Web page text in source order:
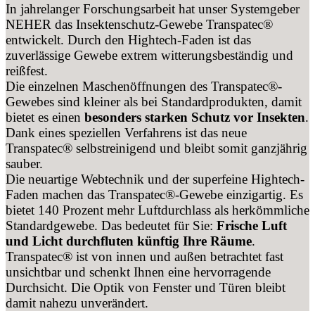
In jahrelanger Forschungsarbeit hat unser Systemgeber
NEHER das Insektenschutz-Gewebe Transpatec®
entwickelt. Durch den Hightech-Faden ist das
zuverlässige Gewebe extrem witterungsbeständig und
reißfest.
Die einzelnen Maschenöffnungen des Transpatec®-
Gewebes sind kleiner als bei Standardprodukten, damit
bietet es einen besonders starken Schutz vor Insekten.
Dank eines speziellen Verfahrens ist das neue
Transpatec® selbstreinigend und bleibt somit ganzjährig
sauber.
Die neuartige Webtechnik und der superfeine Hightech-
Faden machen das Transpatec®-Gewebe einzigartig. Es
bietet 140 Prozent mehr Luftdurchlass als herkömmliche
Standardgewebe. Das bedeutet für Sie: Frische Luft
und Licht durchfluten künftig Ihre Räume.
Transpatec® ist von innen und außen betrachtet fast
unsichtbar und schenkt Ihnen eine hervorragende
Durchsicht. Die Optik von Fenster und Türen bleibt
damit nahezu unverändert.